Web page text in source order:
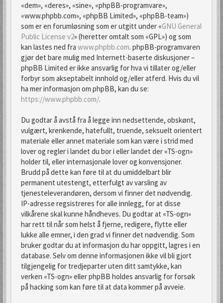
«dem», «deres», «sine», «phpBB-programvare»,
«www.phpbb.com», «phpBB Limited», «phpBB-team»)
som er en forumløsning som er utgitt under «GNU General
Public License v2» (heretter omtalt som «GPL») og som
kan lastes ned fra www.phpbb.com. phpBB-programvaren
gjør det bare mulig med Internett-baserte diskusjoner –
phpBB Limited er ikke ansvarlig for hva vi tillater og/eller
forbyr som akseptabelt innhold og/eller atferd. Hvis du vil
ha mer informasjon om phpBB, kan du se:
https://www.phpbb.com/.
Du godtar å avstå fra å legge inn nedsettende, obskønt,
vulgært, krenkende, hatefullt, truende, seksuelt orientert
materiale eller annet materiale som kan være i strid med
lover og regler i landet du bor i eller landet der «TS-ogn»
holder til, eller internasjonale lover og konvensjoner.
Brudd på dette kan føre til at du umiddelbart blir
permanent utestengt, etterfulgt av varsling av
tjenesteleverandøren, dersom vi finner det nødvendig.
IP-adresse regsistreres for alle innlegg, for at disse
vilkårene skal kunne håndheves. Du godtar at «TS-ogn»
har rett til når som helst å fjerne, redigere, flytte eller
lukke alle emner, i den grad vi finner det nødvendig. Som
bruker godtar du at informasjon du har oppgitt, lagres i en
database. Selv om denne informasjonen ikke vil bli gjort
tilgjengelig for tredjeparter uten ditt samtykke, kan
verken «TS-ogn» eller phpBB holdes ansvarlig for forsøk
på hacking som kan føre til at data kommer på avveie.